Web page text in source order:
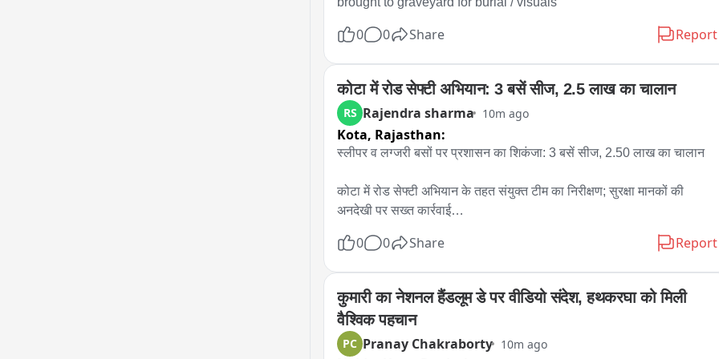
0 0 Share Report
कोटा में रोड सेफ्टी अभियान: 3 बसें सीज, 2.5 लाख का चालान
RS Rajendra sharma 10m ago
Kota, Rajasthan:
स्लीपर व लग्जरी बसों पर प्रशासन का शिकंजा: 3 बसें सीज, 2.50 लाख का चालान
कोटा में रोड सेफ्टी अभियान के तहत संयुक्त टीम का निरीक्षण; सुरक्षा मानकों की
अनदेखी पर सख्त कार्रवाई
जिला विधिक सेवा प्राधिकरण (DLSA), परिवहन विभाग एवं यातायात पुलिस की
प्राधिकरण के अध्यक्ष सत्यनारायण व्यास के मार्गदर्शन तथा सचिव गीता चौधरी की
मौजूदगी में चलाए गए इस अभियान में AIS-119 सुरक्षा मानकों तथा सर्वोच्च न्यायालय
के निर्देशों की पालना की जांच की गई।
0 0 Share Report
कुमारी का नेशनल हैंडलूम डे पर वीडियो संदेश, हथकरघा को मिली
वैश्विक पहचान
PC Pranay Chakraborty 10m ago